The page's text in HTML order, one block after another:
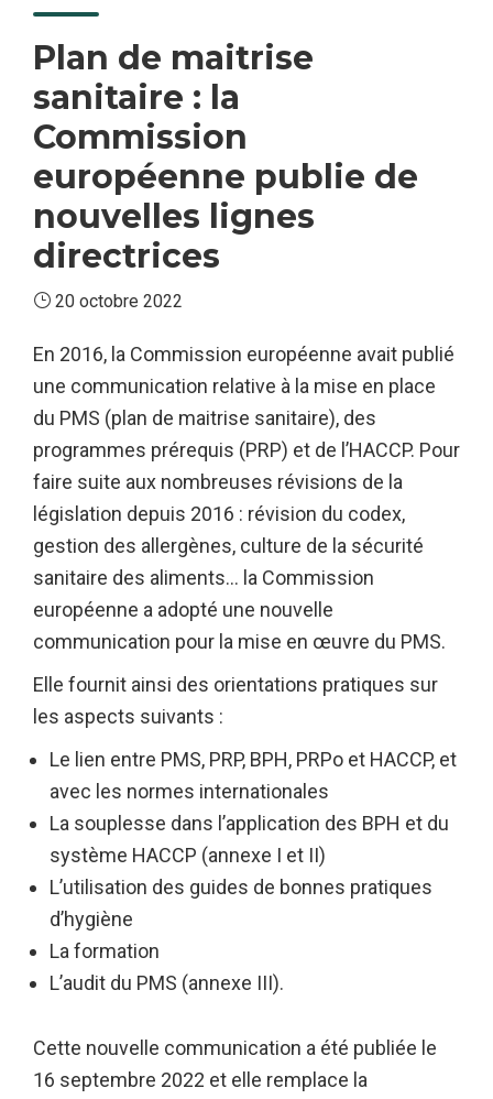
Plan de maitrise
sanitaire : la
Commission
européenne publie de
nouvelles lignes
directrices
20 octobre 2022
En 2016, la Commission européenne avait publié
une communication relative à la mise en place
du PMS (plan de maitrise sanitaire), des
programmes prérequis (PRP) et de l’HACCP. Pour
faire suite aux nombreuses révisions de la
législation depuis 2016 : révision du codex,
gestion des allergènes, culture de la sécurité
sanitaire des aliments… la Commission
européenne a adopté une nouvelle
communication pour la mise en œuvre du PMS.
Elle fournit ainsi des orientations pratiques sur
les aspects suivants :
Le lien entre PMS, PRP, BPH, PRPo et HACCP, et
avec les normes internationales
La souplesse dans l’application des BPH et du
système HACCP (annexe I et II)
L’utilisation des guides de bonnes pratiques
d’hygiène
La formation
L’audit du PMS (annexe III).
Cette nouvelle communication a été publiée le
16 septembre 2022 et elle remplace la